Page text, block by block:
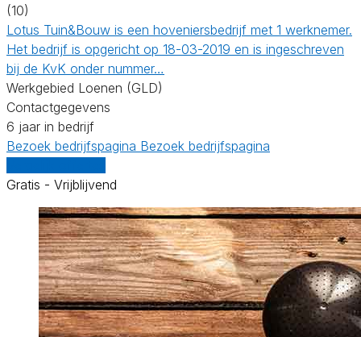
(10)
Lotus Tuin&Bouw is een hoveniersbedrijf met 1 werknemer.
Het bedrijf is opgericht op 18-03-2019 en is ingeschreven
bij de KvK onder nummer…
Werkgebied Loenen (GLD)
Contactgegevens
6 jaar in bedrijf
Bezoek bedrijfspagina Bezoek bedrijfspagina
Gratis - Vrijblijvend